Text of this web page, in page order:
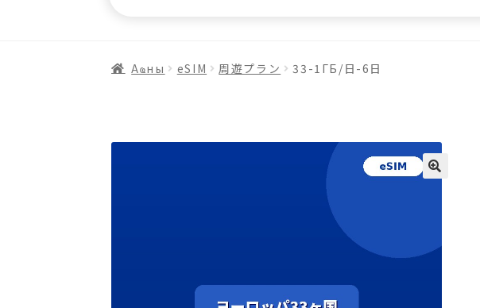
ス
プ Аҩны еSIM 周遊プラン 33-1ГБ/日-6日